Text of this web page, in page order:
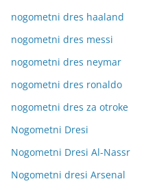
nogometni dres haaland
nogometni dres messi
nogometni dres neymar
nogometni dres ronaldo
nogometni dres za otroke
Nogometni Dresi
Nogometni Dresi Al-Nassr
Nogometni dresi Arsenal